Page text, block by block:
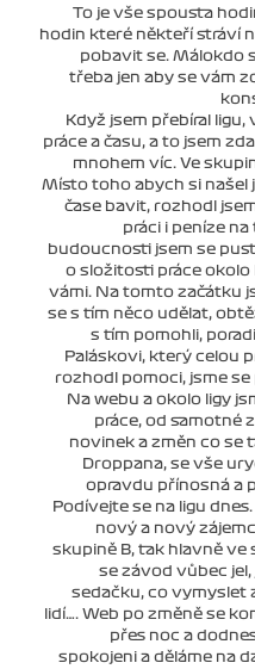
To je vše spousta
hodin které někteří stráví
pobavit se. Málokdo
třeba jen aby se vám
Když jsem přebíral
práce a času, a to jsem
mnohem víc. Ve
Místo toho abych si našel
čase bavit, rozhodl
práci i peníze
budoucnosti jsem se
o složitosti práce okolo
vámi. Na tomto začátku
se s tím něco udělat,
s tím pomohli,
Paláskovi, který celou
rozhodl pomoci, jsme
Na webu a okolo ligy
práce, od samotné
novinek a změn co se
Droppana, se vše
opravdu přínosná a
Podívejte se na ligu
nový a nový
skupině B, tak hlavně ve
se závod vůbec
sedačku, co vymyslet
lidí…. Web po změně se
přes noc a
spokojeni a děláme na